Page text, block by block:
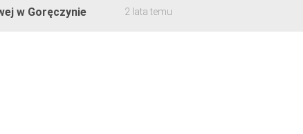
w Goręczynie 2 lata temu